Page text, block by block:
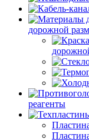
дорожной
реагенты